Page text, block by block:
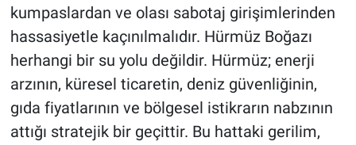
kumpaslardan ve olası sabotaj girişimlerinden
hassasiyetle kaçınılmalıdır. Hürmüz Boğazı
herhangi bir su yolu değildir. Hürmüz; enerji
arzının, küresel ticaretin, deniz güvenliğinin,
gıda fiyatlarının ve bölgesel istikrarın nabzının
attığı stratejik bir geçittir. Bu hattaki gerilim,